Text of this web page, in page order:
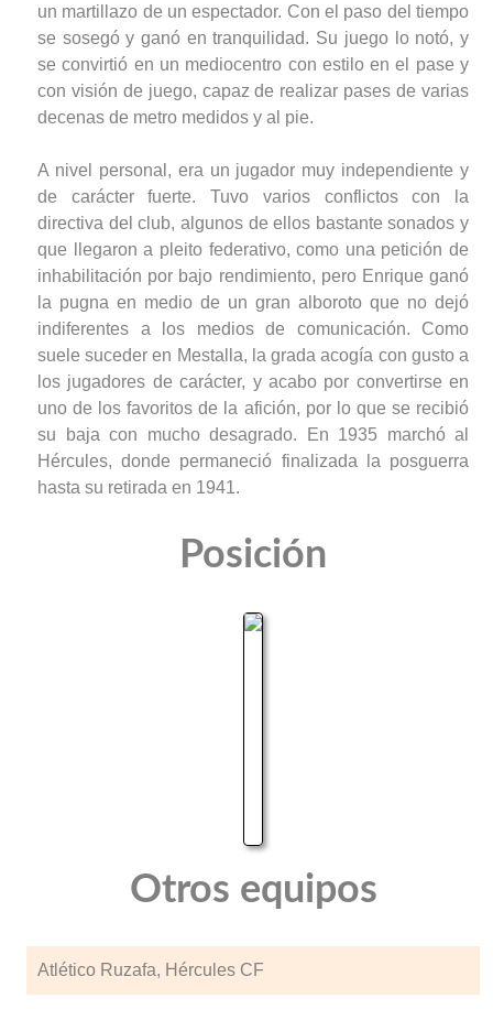
un martillazo de un espectador. Con el paso del tiempo
se sosegó y ganó en tranquilidad. Su juego lo notó, y
se convirtió en un mediocentro con estilo en el pase y
con visión de juego, capaz de realizar pases de varias
decenas de metro medidos y al pie.
A nivel personal, era un jugador muy independiente y
de carácter fuerte. Tuvo varios conflictos con la
directiva del club, algunos de ellos bastante sonados y
que llegaron a pleito federativo, como una petición de
inhabilitación por bajo rendimiento, pero Enrique ganó
la pugna en medio de un gran alboroto que no dejó
indiferentes a los medios de comunicación. Como
suele suceder en Mestalla, la grada acogía con gusto a
los jugadores de carácter, y acabo por convertirse en
uno de los favoritos de la afición, por lo que se recibió
su baja con mucho desagrado. En 1935 marchó al
Hércules, donde permaneció finalizada la posguerra
hasta su retirada en 1941.
Posición
Otros equipos
Atlético Ruzafa, Hércules CF